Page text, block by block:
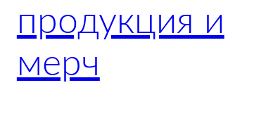
продукция и
мерч